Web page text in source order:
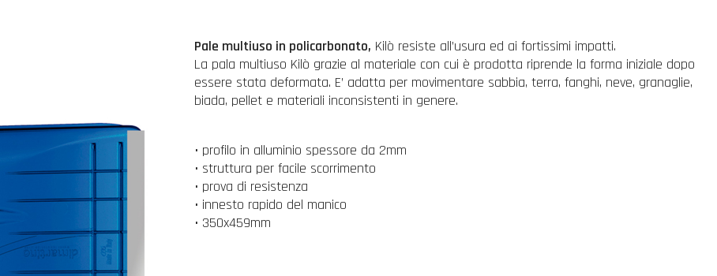
Pale multiuso in policarbonato, Kilò resiste all’usura ed ai fortissimi impatti.
La pala multiuso Kilò grazie al materiale con cui è prodotta riprende la forma iniziale dopo
essere stata deformata. E’ adatta per movimentare sabbia, terra, fanghi, neve, granaglie,
biada, pellet e materiali inconsistenti in genere.
• profilo in alluminio spessore da 2mm
• struttura per facile scorrimento
• prova di resistenza
• innesto rapido del manico
• 350x459mm